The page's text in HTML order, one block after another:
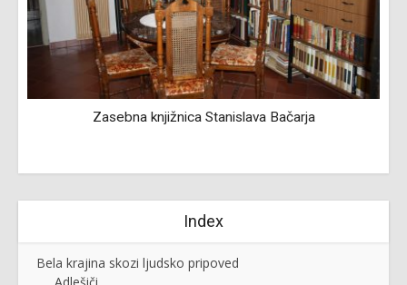
Zasebna knjižnica Stanislava Bačarja
Index
Bela krajina skozi ljudsko pripoved